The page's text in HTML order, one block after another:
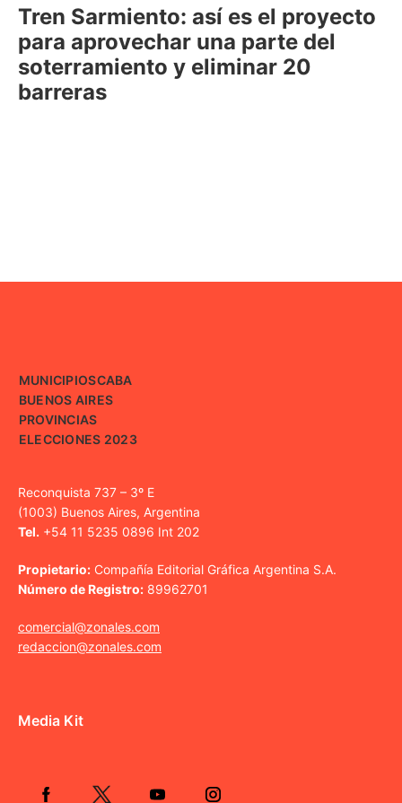
Tren Sarmiento: así es el proyecto
para aprovechar una parte del
soterramiento y eliminar 20
barreras
MUNICIPIOSCABA
BUENOS AIRES
PROVINCIAS
ELECCIONES 2023
Reconquista 737 – 3º E
(1003) Buenos Aires, Argentina
Tel. +54 11 5235 0896 Int 202
Propietario: Compañía Editorial Gráfica Argentina S.A.
Número de Registro: 89962701
comercial@zonales.com
redaccion@zonales.com
Media Kit